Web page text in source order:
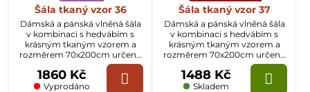
Šála tkaný vzor 36
Dámská a pánská vlněná šála
v kombinaci s hedvábím s
krásným tkaným vzorem a
rozměrem 70x200cm určená
k celoročnímu nošení.
Vyprodáno
1860 Kč
Šála tkaný vzor 37
Dámská a pánská vlněná šála
v kombinaci s hedvábím s
krásným tkaným vzorem a
rozměrem 70x200cm určená
k celoročnímu nošení.
Skladem
1488 Kč